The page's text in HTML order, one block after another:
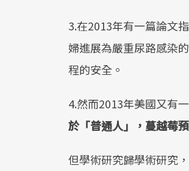
3.在2013年有一篇論文
婦進展為嚴重尿路感染
程的安全。
4.然而2013年美國又有
於「普通人」，蔓越莓
但學術研究歸學術研究